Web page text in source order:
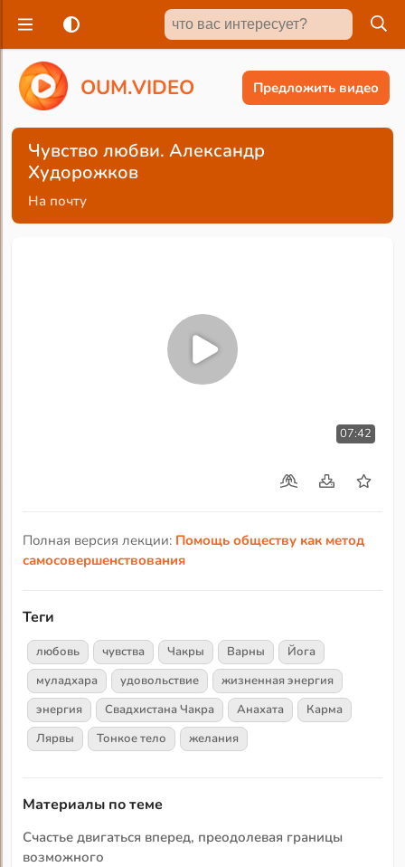
OUM.VIDEO Предложить видео
Чувство любви. Александр
Худорожков
На почту
07:42
Полная версия лекции: Помощь обществу как метод
самосовершенствования
Теги
любовь чувства Чакры Варны
Йога
муладхара
удовольствие
жизненная энергия
энергия
Свадхистана Чакра Анахата
Карма
Лярвы
Тонкое тело желания
Материалы по теме
Счастье двигаться вперед, преодолевая границы
возможного